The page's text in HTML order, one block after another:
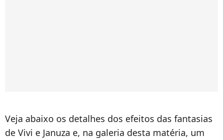
Veja abaixo os detalhes dos efeitos das fantasias
de Vivi e Januza e, na galeria desta matéria, um